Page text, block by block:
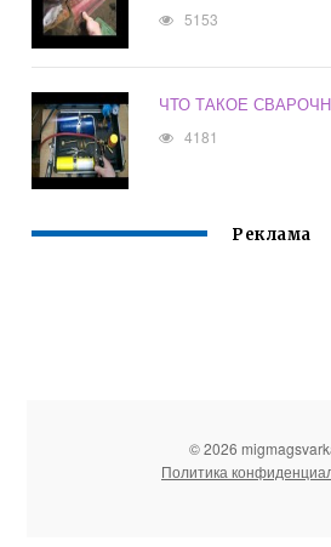
5153
ЧТО ТАКОЕ
4181
Реклама
© 2026
Политика